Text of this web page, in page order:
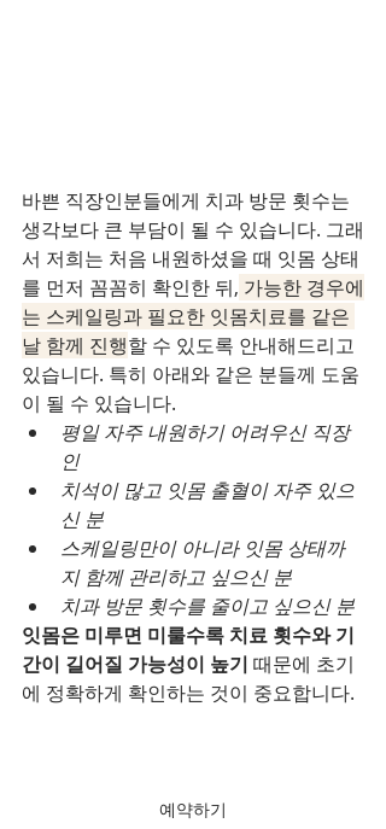
바쁜 직장인분들에게 치과 방문 횟수는
생각보다 큰 부담이 될 수 있습니다. 그래
서 저희는 처음 내원하셨을 때 잇몸 상태
를 먼저 꼼꼼히 확인한 뒤, 가능한 경우에
는 스케일링과 필요한 잇몸치료를 같은
날 함께 진행할 수 있도록 안내해드리고
있습니다. 특히 아래와 같은 분들께 도움
이 될 수 있습니다.
평일 자주 내원하기 어려우신 직장
인
치석이 많고 잇몸 출혈이 자주 있으
신 분
스케일링만이 아니라 잇몸 상태까
지 함께 관리하고 싶으신 분
치과 방문 횟수를 줄이고 싶으신 분
잇몸은 미루면 미룰수록 치료 횟수와 기
간이 길어질 가능성이 높기 때문에 초기
에 정확하게 확인하는 것이 중요합니다.
예약하기